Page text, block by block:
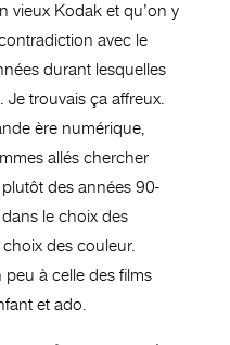
vieux Kodak et qu’on y
avec le
durant lesquelles
Je trouvais ça affreux.
ère numérique,
allés chercher
des années 90-
le choix des
des couleur.
à celle des films
et ado.